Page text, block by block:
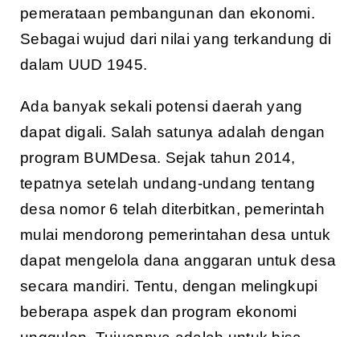
pemerataan pembangunan dan ekonomi.
Sebagai wujud dari nilai yang terkandung di
dalam UUD 1945.
Ada banyak sekali potensi daerah yang
dapat digali. Salah satunya adalah dengan
program BUMDesa. Sejak tahun 2014,
tepatnya setelah undang-undang tentang
desa nomor 6 telah diterbitkan, pemerintah
mulai mendorong pemerintahan desa untuk
dapat mengelola dana anggaran untuk desa
secara mandiri. Tentu, dengan melingkupi
beberapa aspek dan program ekonomi